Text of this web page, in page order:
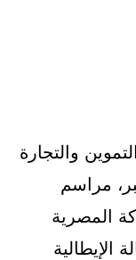
والتجارة
الخميس 11 ديسمبر، مراسم
المصرية
الإيطالية